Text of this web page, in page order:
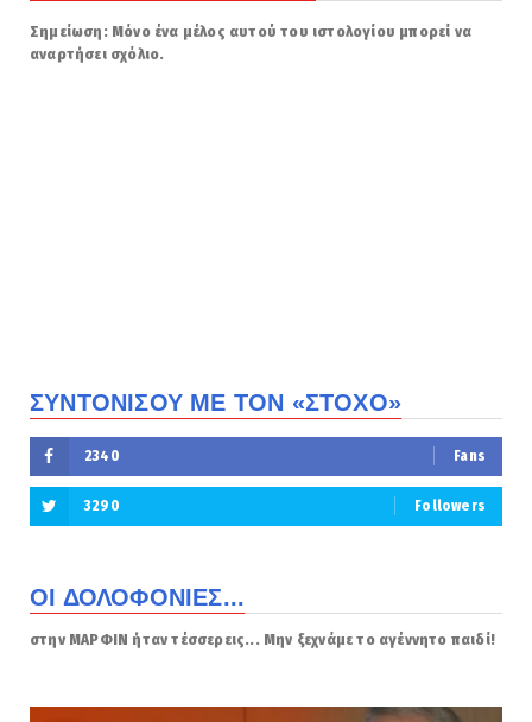
Σημείωση: Μόνο ένα μέλος αυτού του ιστολογίου μπορεί να
αναρτήσει σχόλιο.
ΣΥΝΤΟΝΙΣΟΥ ΜΕ ΤΟΝ «ΣΤΟΧΟ»
2340 Fans
3290 Followers
ΟΙ ΔΟΛΟΦΟΝΙΕΣ...
στην ΜΑΡΦΙΝ ήταν τέσσερεις... Μην ξεχνάμε το αγέννητο παιδί!